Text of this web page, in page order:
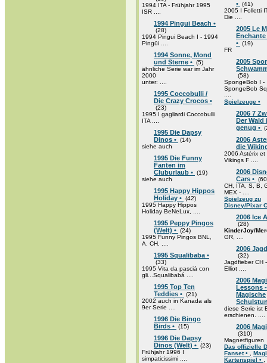
1994 ITA - Frühjahr 1995
ISR ....
1994 Pingui Beach •
(28)
1994 Pingui Beach I - 1994
Pingüi ....
1994 Sonne, Mond
und Sterne • (5)
ähnliche Serie war im Jahr
2000
unter: ....
1995 Coccobulli /
Die Crazy Crocos •
(23)
1995 I gagliardi Coccobulli
ITA ....
1995 Die Dapsy
Dinos • (14)
siehe auch
1995 Die Funny
Fanten im
Cluburlaub • (19)
siehe auch
1995 Happy Hippos
Holiday • (42)
1995 Happy Hippos
Holiday BeNeLux, ....
1995 Peppy Pingos
(Welt) • (24)
1995 Funny Pingos BNL,
A, CH, ....
1995 Squalibaba •
(33)
1995 Vita da pasciá con
gli...Squalibabá ....
1995 Top Ten
Teddies • (21)
2002 auch in Kanada als
9er Serie ....
1996 Die Bingo
Birds • (15)
1996 Die Dapsy
Dinos (Welt) • (23)
Frühjahr 1996 I
simpaticissimi ....
• (41)
2005 I Folletti
Die ....
2005 Le
• (19)
FR
2005
(58)
SpongeBob I -
SpongeBob
Spielzeuge •
2006 7
Der Wald
genug •
2006
die
2006 Astérix et
Vikings F ....
2006
Cars •
CH, ITA, S, B,
MEX - ....
Spielzeug zu
Disney/Pixar
2006 Ice
(28)
KinderJoy/
GR, ....
2006
(32)
Jagdfieber CH
Elliot ....
2006
Lessons -
Magische
diese Serie ist
erschienen. ....
2006
(310)
Magnetfiguren
Das offizielle
Fanset •
Kartenspiel •